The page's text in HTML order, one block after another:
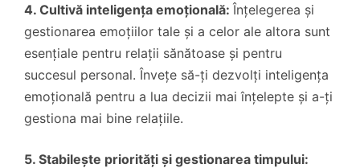
4. Cultivă inteligența emoțională: Înțelegerea și
gestionarea emoțiilor tale și a celor ale altora sunt
esențiale pentru relații sănătoase și pentru
succesul personal. Învețe să-ți dezvolți inteligența
emoțională pentru a lua decizii mai înțelepte și a-ți
gestiona mai bine relațiile.
5. Stabilește priorități și gestionarea timpului: